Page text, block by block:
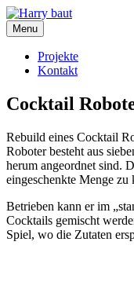
Skip
to
content
Menu
Projekte
Kontakt
Cocktail
Rebuild eines Cocktail
Roboter besteht aus
herum angeordnet sind.
eingeschenkte Menge zu
Betrieben kann er im
Cocktails gemischt
Spiel, wo die Zutaten